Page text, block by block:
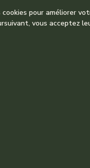
pour améliorer
vous acceptez